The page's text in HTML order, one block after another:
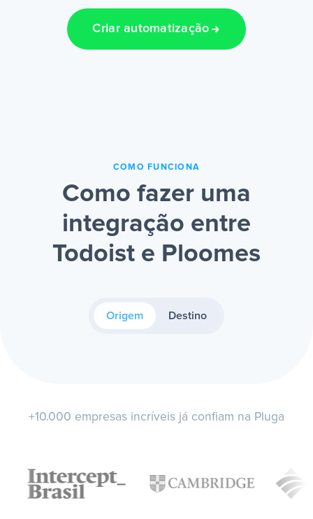
Criar automatização
COMO FUNCIONA
Como fazer uma
integração entre
Todoist e Ploomes
Origem Destino
+10.000 empresas incríveis já confiam na Pluga